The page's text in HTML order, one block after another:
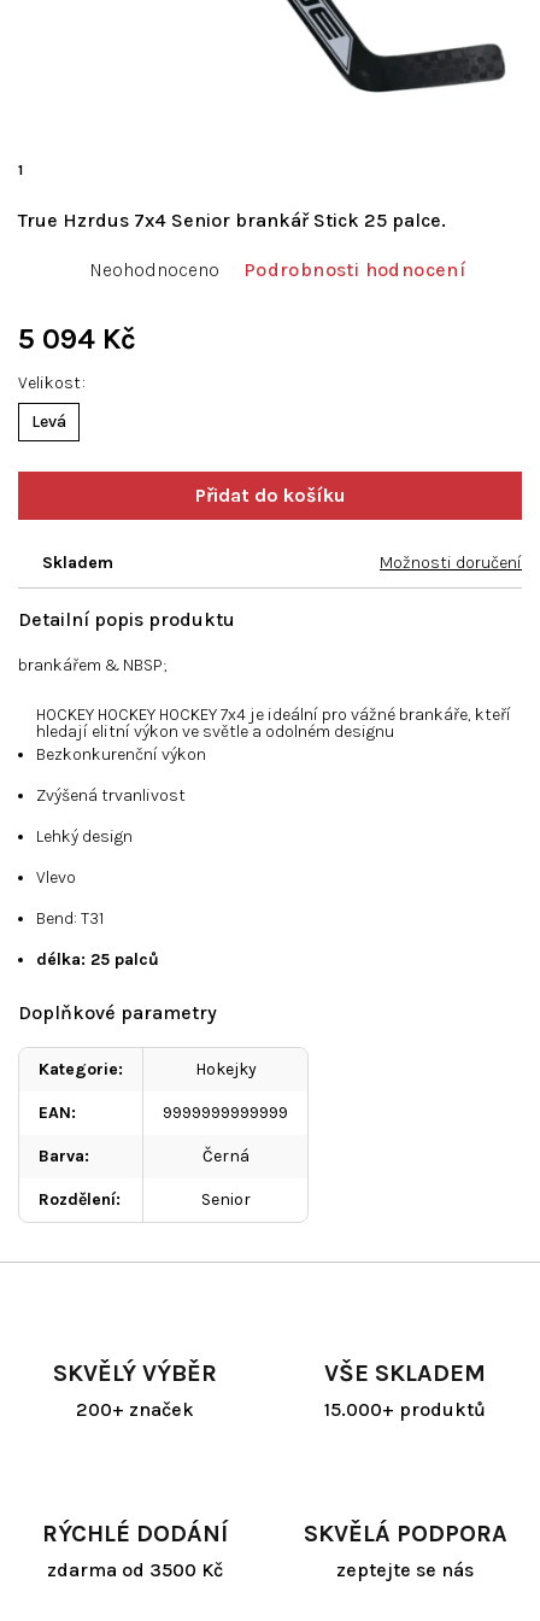
Velikost
Levá
5 094 Kč
Skladem Možnosti doručení
True Hzrdus 7x4 Senior brankář Stick 25 palce.
1
hodnocení
je
0,0
Neohodnoceno Podrobnosti hodnocení
SKVĚLÝ VÝBĚR
200+ značek
VŠE SKLADEM
15.000+ produktů
RÝCHLÉ DODÁNÍ
zdarma od 3500 Kč
SKVĚLÁ PODPORA
zeptejte se nás
Detailní popis produktu
brankářem & NBSP;
HOCKEY HOCKEY HOCKEY 7x4 je ideální pro vážné brankáře, kteří
hledají elitní výkon ve světle a odolném designu
Bezkonkurenční výkon
Zvýšená trvanlivost
Lehký design
Vlevo
Bend: T31
délka: 25 palců
Doplňkové parametry
Kategorie: Hokejky
EAN: 9999999999999
Barva: Černá
Rozdělení: Senior